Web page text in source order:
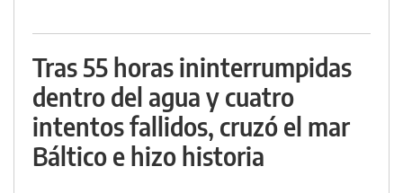
Tras 55 horas ininterrumpidas
dentro del agua y cuatro
intentos fallidos, cruzó el mar
Báltico e hizo historia